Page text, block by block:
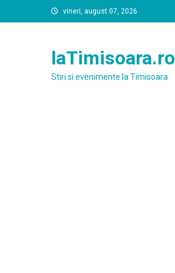
to
vineri, august 07, 2026
laTimisoara.ro
Stiri si evenimente la Timisoara